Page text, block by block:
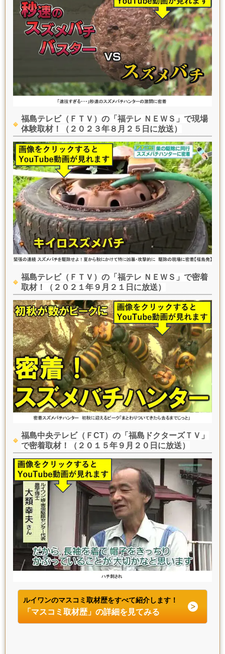
福島テレビ（ＦＴＶ）の「福テレ ＮＥＷＳ」で現場
体験取材！（２０２３年８月２５日に放送）
福島テレビ（ＦＴＶ）の「福テレ ＮＥＷＳ」で密着
取材！（２０２１年９月２１日に放送）
福島中央テレビ（ＦCT）の「福島ドクターズＴＶ」
で密着取材！（２０１５年９月２０日に放送）
ルイワンのマスコミ取材歴をすべて紹介します！
「マスコミ取材歴」の詳細を見てみる